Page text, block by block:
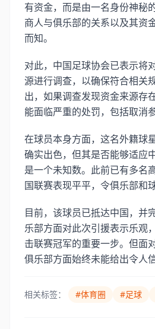
有资金，而是由一名身份神秘
商人与俱乐部的关系以及其资
而知。
对此，中国足球协会已表示将
源进行调查，以确保符合相关
出，如果调查发现资金来源存
能面临严重的处罚，包括取消
在球员本身方面，这名外籍球
确实出色，但其是否能够适应
是一个未知数。此前已有多名
国联赛表现平平，令俱乐部和
目前，该球员已抵达中国，并
乐部方面对此次引援表示乐观
击联赛冠军的重要一步。但面
俱乐部方面始终未能给出令人
相关标签： #体育圈 #足球